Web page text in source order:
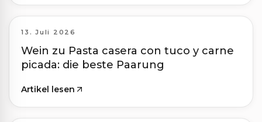
13. Juli 2026
Wein zu Pasta casera con tuco y carne
picada: die beste Paarung
Artikel lesen